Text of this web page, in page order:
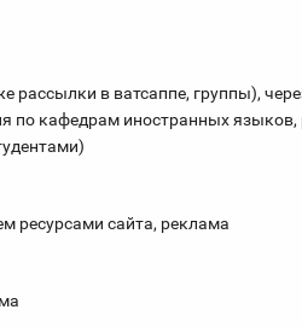
рассылки в ватсаппе, группы),
по кафедрам иностранных
ресурсами сайта, реклама